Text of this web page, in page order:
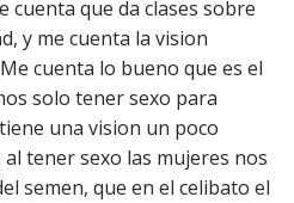
cuenta que da clases sobre
y me cuenta la vision
cuenta lo bueno que es el
solo tener sexo para
una vision un poco
tener sexo las mujeres nos
semen, que en el celibato el